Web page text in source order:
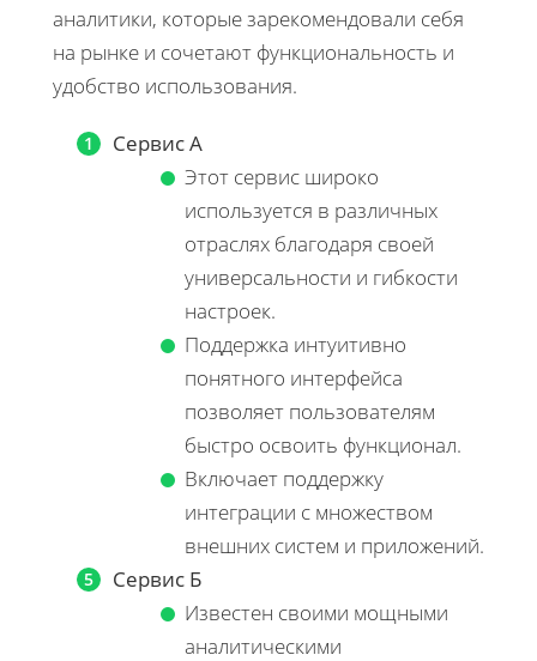
аналитики, которые зарекомендовали себя
на рынке и сочетают функциональность и
удобство использования.
Сервис А
Этот сервис широко
используется в различных
отраслях благодаря своей
универсальности и гибкости
настроек.
Поддержка интуитивно
понятного интерфейса
позволяет пользователям
быстро освоить функционал.
Включает поддержку
интеграции с множеством
внешних систем и приложений.
Сервис Б
Известен своими мощными
аналитическими